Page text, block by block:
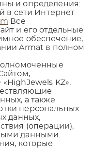
и определения:
в сети Интернет
Все
и его отдельные
обеспечение,
Armat в полном
« HighJewels KZ»,
а также
персональных
данных,
(операции),
данными.
которые